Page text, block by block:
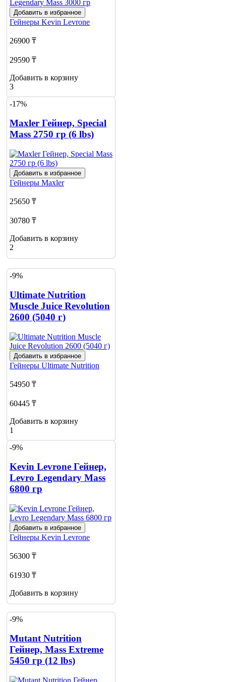
Добавить в избранное
Гейнеры Kevin Levrone
26900 ₸
29590 ₸
Добавить в корзину
3
-17%
Maxler Гейнер, Special
Mass 2750 гр (6 lbs)
Добавить в избранное
Гейнеры Maxler
25650 ₸
30780 ₸
Добавить в корзину
2
-9%
Ultimate Nutrition
Muscle Juice Revolution
2600 (5040 г)
Добавить в избранное
Гейнеры Ultimate Nutrition
54950 ₸
60445 ₸
Добавить в корзину
1
-9%
Kevin Levrone Гейнер,
Levro Legendary Mass
6800 гр
Добавить в избранное
Гейнеры Kevin Levrone
56300 ₸
61930 ₸
Добавить в корзину
-9%
Mutant Nutrition
Гейнер, Mass Extreme
5450 гр (12 lbs)